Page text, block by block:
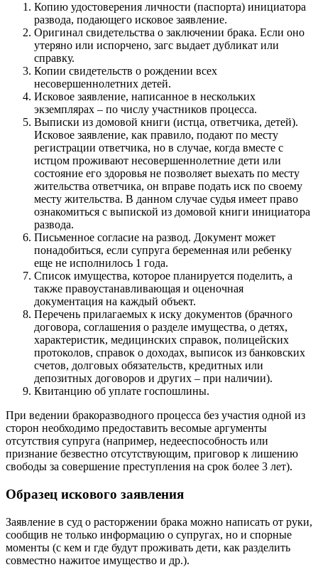
Копию удостоверения личности (паспорта) инициатора
развода, подающего исковое заявление.
Оригинал свидетельства о заключении брака. Если оно
утеряно или испорчено, загс выдает дубликат или
справку.
Копии свидетельств о рождении всех
несовершеннолетних детей.
Исковое заявление, написанное в нескольких
экземплярах – по числу участников процесса.
Выписки из домовой книги (истца, ответчика, детей).
Исковое заявление, как правило, подают по месту
регистрации ответчика, но в случае, когда вместе с
истцом проживают несовершеннолетние дети или
состояние его здоровья не позволяет выехать по месту
жительства ответчика, он вправе подать иск по своему
месту жительства. В данном случае судья имеет право
ознакомиться с выпиской из домовой книги инициатора
развода.
Письменное согласие на развод. Документ может
понадобиться, если супруга беременная или ребенку
еще не исполнилось 1 года.
Список имущества, которое планируется поделить, а
также правоустанавливающая и оценочная
документация на каждый объект.
Перечень прилагаемых к иску документов (брачного
договора, соглашения о разделе имущества, о детях,
характеристик, медицинских справок, полицейских
протоколов, справок о доходах, выписок из банковских
счетов, долговых обязательств, кредитных или
депозитных договоров и других – при наличии).
Квитанцию об уплате госпошлины.
При ведении бракоразводного процесса без участия одной из
сторон необходимо предоставить весомые аргументы
отсутствия супруга (например, недееспособность или
признание безвестно отсутствующим, приговор к лишению
свободы за совершение преступления на срок более 3 лет).
Образец искового заявления
Заявление в суд о расторжении брака можно написать от руки,
сообщив не только информацию о супругах, но и спорные
моменты (с кем и где будут проживать дети, как разделить
совместно нажитое имущество и др.).